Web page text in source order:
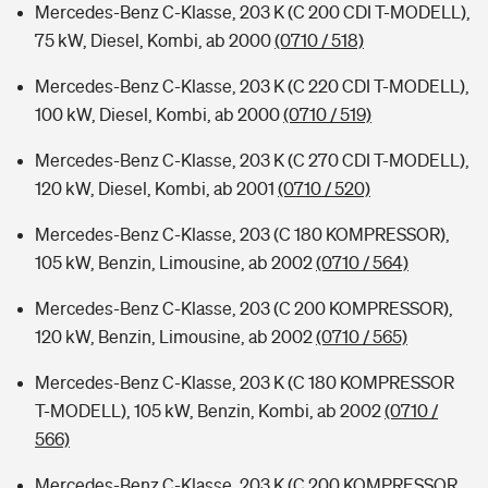
Mercedes-Benz C-Klasse, 203 K (C 200 CDI T-MODELL),
75 kW, Diesel, Kombi, ab 2000(0710 / 518)
Mercedes-Benz C-Klasse, 203 K (C 220 CDI T-MODELL),
100 kW, Diesel, Kombi, ab 2000(0710 / 519)
Mercedes-Benz C-Klasse, 203 K (C 270 CDI T-MODELL),
120 kW, Diesel, Kombi, ab 2001 (0710 / 520)
Mercedes-Benz C-Klasse, 203 (C 180 KOMPRESSOR),
105 kW, Benzin, Limousine, ab 2002(0710 / 564)
Mercedes-Benz C-Klasse, 203 (C 200 KOMPRESSOR),
120 kW, Benzin, Limousine, ab 2002(0710 / 565)
Mercedes-Benz C-Klasse, 203 K (C 180 KOMPRESSOR
T-MODELL), 105 kW, Benzin, Kombi, ab 2002(0710 /
566)